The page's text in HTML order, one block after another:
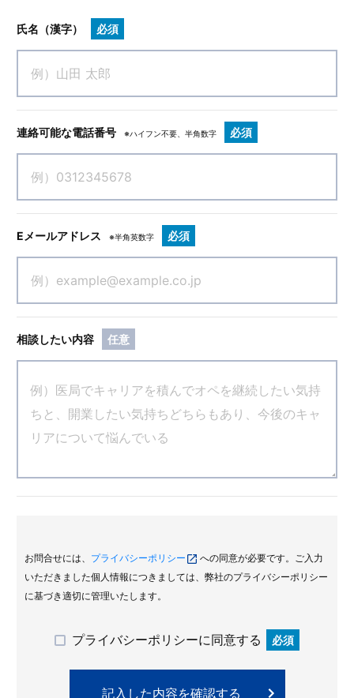
氏名（漢字） 必須
連絡可能な電話番号 ※ハイフン不要、半角数字 必須
Eメールアドレス ※半角英数字 必須
相談したい内容 任意
お問合せには、 プライバシーポリシー
への同意が必要です。ご入力
いただきました個人情報につきましては、弊社のプライバシーポリシー
に基づき適切に管理いたします。
プライバシーポリシーに同意する 必須